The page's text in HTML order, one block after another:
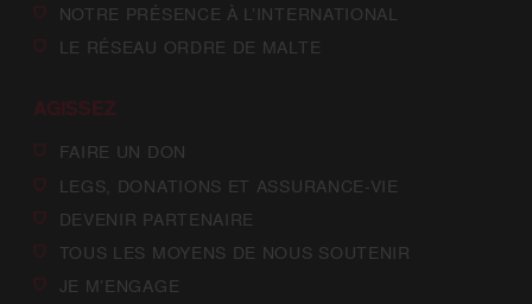
NOTRE PRÉSENCE À L’INTERNATIONAL
LE RÉSEAU ORDRE DE MALTE
AGISSEZ
FAIRE UN DON
LEGS, DONATIONS ET ASSURANCE-VIE
DEVENIR PARTENAIRE
TOUS LES MOYENS DE NOUS SOUTENIR
JE M’ENGAGE